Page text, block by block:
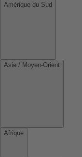
Amérique du Sud
Asie / Moyen-Orient
Afrique